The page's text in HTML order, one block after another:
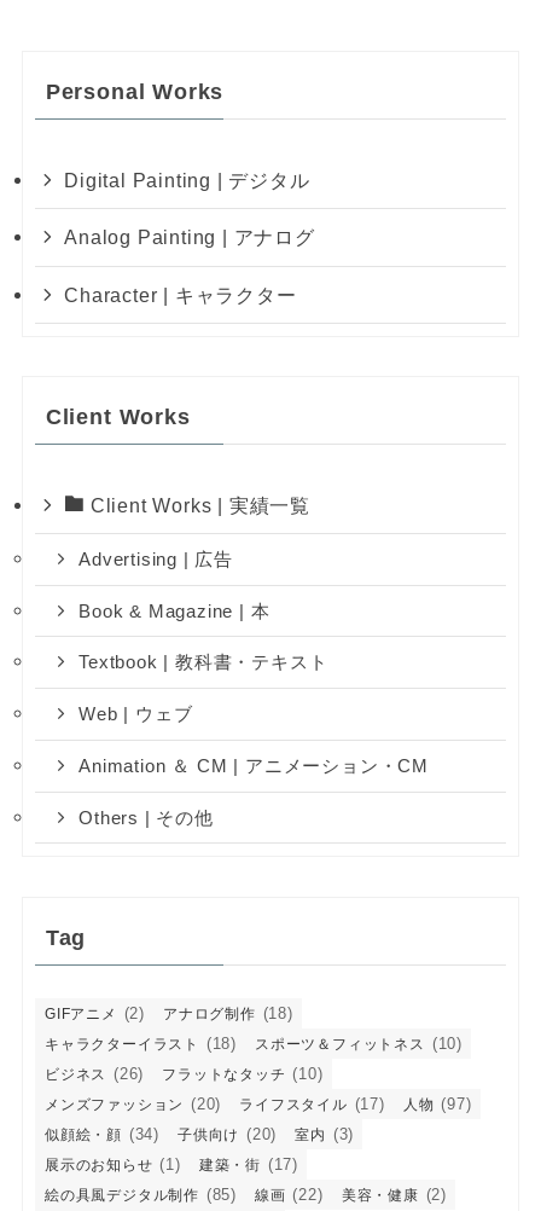
Personal Works
Digital Painting | デジタル
Analog Painting | アナログ
Character | キャラクター
Client Works
Client Works | 実績一覧
Advertising | 広告
Book & Magazine | 本
Textbook | 教科書・テキスト
Web | ウェブ
Animation ＆ CM | アニメーション・CM
Others | その他
Tag
GIFアニメ (2) アナログ制作 (18)
キャラクターイラスト (18) スポーツ＆フィットネス (10)
ビジネス (26) フラットなタッチ (10)
メンズファッション (20) ライフスタイル (17) 人物 (97)
似顔絵・顔 (34) 子供向け (20) 室内 (3)
展示のお知らせ (1) 建築・街 (17)
絵の具風デジタル制作 (85) 線画 (22) 美容・健康 (2)